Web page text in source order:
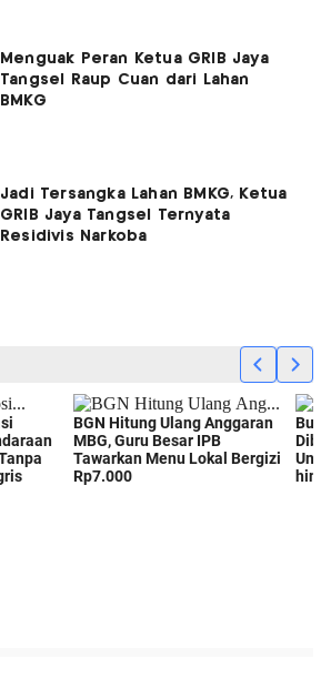
Menguak Peran Ketua GRIB Jaya
Tangsel Raup Cuan dari Lahan
BMKG
Jadi Tersangka Lahan BMKG, Ketua
GRIB Jaya Tangsel Ternyata
Residivis Narkoba